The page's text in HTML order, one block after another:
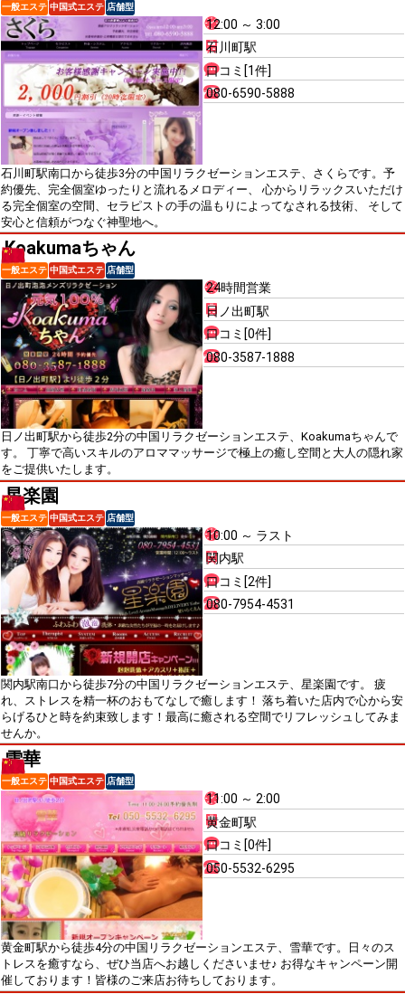
一般エステ 中国式エステ 店舗型
12:00 ～ 3:00
石川町駅
口コミ[1件]
080-6590-5888
石川町駅南口から徒歩3分の中国リラクゼーションエステ、さくらです。予
約優先、完全個室ゆったりと流れるメロディー、 心からリラックスいただけ
る完全個室の空間、セラピストの手の温もりによってなされる技術、 そして
安心と信頼がつなぐ神聖地へ。
Koakumaちゃん
一般エステ 中国式エステ 店舗型
24時間営業
日ノ出町駅
口コミ[0件]
080-3587-1888
日ノ出町駅から徒歩2分の中国リラクゼーションエステ、Koakumaちゃんで
す。 丁寧で高いスキルのアロママッサージで極上の癒し空間と大人の隠れ家
をご提供いたします。
星楽園
一般エステ 中国式エステ 店舗型
10:00 ～ ラスト
関内駅
口コミ[2件]
080-7954-4531
関内駅南口から徒歩7分の中国リラクゼーションエステ、星楽園です。 疲
れ、ストレスを精一杯のおもてなしで癒します！ 落ち着いた店内で心から安
らげるひと時を約束致します！最高に癒される空間でリフレッシュしてみま
せんか。
雪華
一般エステ 中国式エステ 店舗型
11:00 ～ 2:00
黄金町駅
口コミ[0件]
050-5532-6295
黄金町駅から徒歩4分の中国リラクゼーションエステ、雪華です。日々のス
トレスを癒すなら、ぜひ当店へお越しくださいませ♪ お得なキャンペーン開
催しております！皆様のご来店お待ちしております。